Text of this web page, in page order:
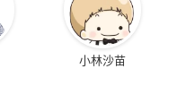
小林沙苗